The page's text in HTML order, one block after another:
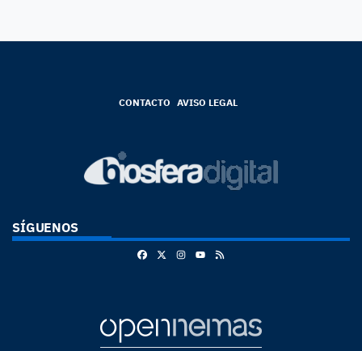
CONTACTO AVISO LEGAL
SÍGUENOS
FacebookInstagram